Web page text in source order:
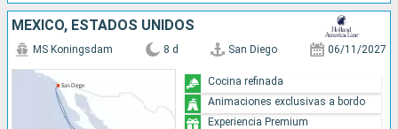
MÉXICO, ESTADOS UNIDOS
MS Koningsdam 8 d San Diego 06/11/2027
Cocina refinada
Animaciones exclusivas a bordo
Experiencia Premium